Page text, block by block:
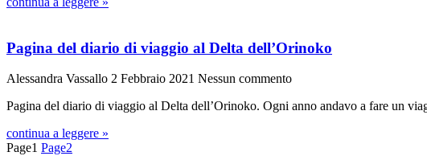
Pagina del diario di viaggio al Delta dell’Orinoko
Alessandra Vassallo 2 Febbraio 2021 Nessun commento
Pagina del diario di viaggio al Delta dell’Orinoko. Ogni anno andavo a fare un
continua a leggere »
Page1 Page2